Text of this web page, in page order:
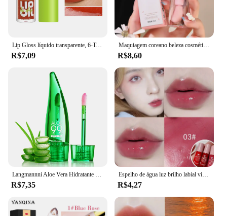
Lip Gloss líquido transparente, 6-Tone óleo hidratante, Natural Lip Enhancer, Faça lábios
R$7,09
Maquiagem coreano beleza cosméticos brilho labial lábios hidratante geléia batom óleo brilhante hidratante bálsamo grande escova labial
R$8,60
R$7,35
Espelho de água luz brilho labial vidro transparente duradouro hidratante à prova dwaterproof água batom líquido perolado brilho fino lábio esmalte
R$4,27